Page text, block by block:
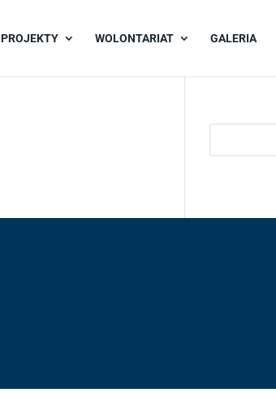
PROJEKTY WOLONTARIAT GALERIA